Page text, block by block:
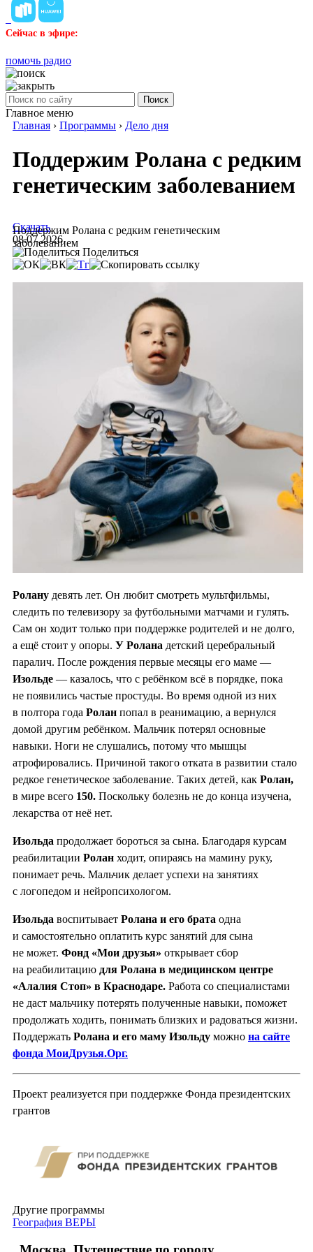
Сейчас в эфире:
помочь радио
Поиск
Главное меню
Главная › Программы › Дело дня
Поддержим Ролана с редким
генетическим заболеванием
Поддержим Ролана с редким генетическим
заболеванием
Скачать
08.07.2026
Поделиться
Ролану девять лет. Он любит смотреть мультфильмы,
следить по телевизору за футбольными матчами и гулять.
Сам он ходит только при поддержке родителей и не долго,
а ещё стоит у опоры. У Ролана детский церебральный
паралич. После рождения первые месяцы его маме —
Изольде — казалось, что с ребёнком всё в порядке, пока
не появились частые простуды. Во время одной из них
в полтора года Ролан попал в реанимацию, а вернулся
домой другим ребёнком. Мальчик потерял основные
навыки. Ноги не слушались, потому что мышцы
атрофировались. Причиной такого отката в развитии стало
редкое генетическое заболевание. Таких детей, как Ролан,
в мире всего 150. Поскольку болезнь не до конца изучена,
лекарства от неё нет.
Изольда продолжает бороться за сына. Благодаря курсам
реабилитации Ролан ходит, опираясь на мамину руку,
понимает речь. Мальчик делает успехи на занятиях
с логопедом и нейропсихологом.
Изольда воспитывает Ролана и его брата одна
и самостоятельно оплатить курс занятий для сына
не может. Фонд «Мои друзья» открывает сбор
на реабилитацию для Ролана в медицинском центре
«Алалия Стоп» в Краснодаре. Работа со специалистами
не даст мальчику потерять полученные навыки, поможет
продолжать ходить, понимать близких и радоваться жизни.
Поддержать Ролана и его маму Изольду можно на сайте
фонда МоиДрузья.Орг.
Проект реализуется при поддержке Фонда президентских
грантов
Другие программы
География ВЕРЫ